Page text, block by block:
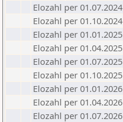
Elozahl per 01.07.2024
Elozahl per 01.10.2024
Elozahl per 01.01.2025
Elozahl per 01.04.2025
Elozahl per 01.07.2025
Elozahl per 01.10.2025
Elozahl per 01.01.2026
Elozahl per 01.04.2026
Elozahl per 01.07.2026